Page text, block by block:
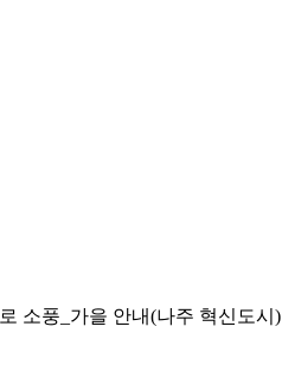
소풍_가을 안내(나주 혁신도시)